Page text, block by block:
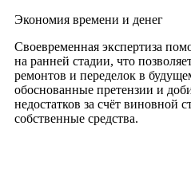
Экономия времени и денег
Своевременная экспертиза
на ранней стадии, что
ремонтов и переделок в
обоснованные претензии и
недостатков за счёт виновной
собственные средства.